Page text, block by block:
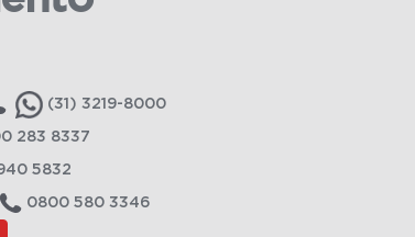
(31) 3219-8000
283 8337
5832
0800 580 3346